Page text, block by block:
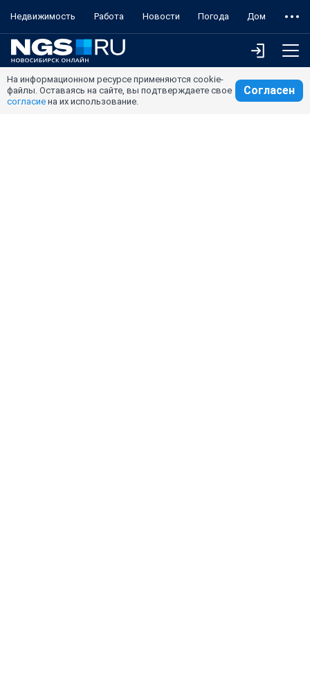
Недвижимость Работа Новости Погода Дом
На информационном ресурсе применяются cookie-
файлы. Оставаясь на сайте, вы подтверждаете свое
согласие на их использование.
Согласен